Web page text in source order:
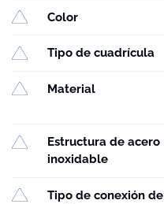
Color
Tipo de cuadrícula
Material
Estructura de acero
inoxidable
Tipo de conexión de